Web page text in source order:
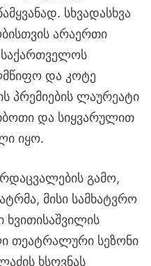
სხვადასხვა
არაერთი
და კოტე
პრემიების ლაურეატი
და სიყვარულით
იყო.
გამო,
მისი სამხატვრო
თეატრალური სეზონი
ხსოვნას